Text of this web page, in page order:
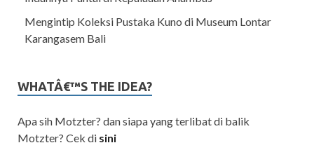
Mengintip Koleksi Pustaka Kuno di Museum Lontar
Karangasem Bali
WHATÂ€™S THE IDEA?
Apa sih Motzter? dan siapa yang terlibat di balik
Motzter? Cek di sini